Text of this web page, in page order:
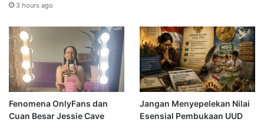
3 hours ago
Fenomena OnlyFans dan
Cuan Besar Jessie Cave
Jangan Menyepelekan Nilai
Esensial Pembukaan UUD